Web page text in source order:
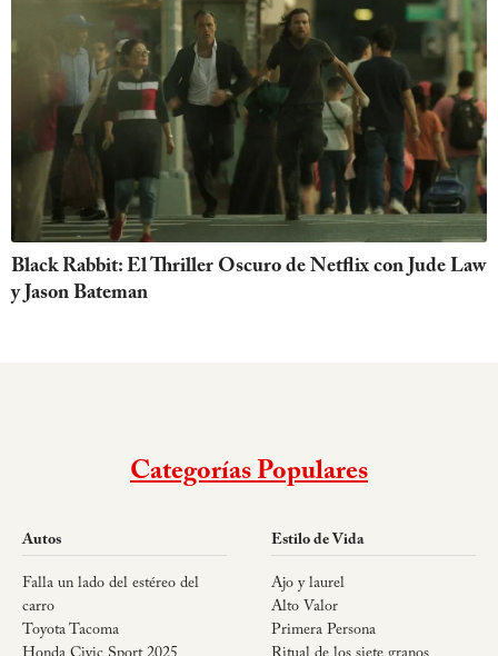
Black Rabbit: El Thriller Oscuro de Netflix con Jude Law
y Jason Bateman
Categorías Populares
Autos
Falla un lado del estéreo del
carro
Toyota Tacoma
Estilo de Vida
Ajo y laurel
Alto Valor
Primera Persona